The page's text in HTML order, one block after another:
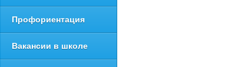
Профориентация
Вакансии в школе